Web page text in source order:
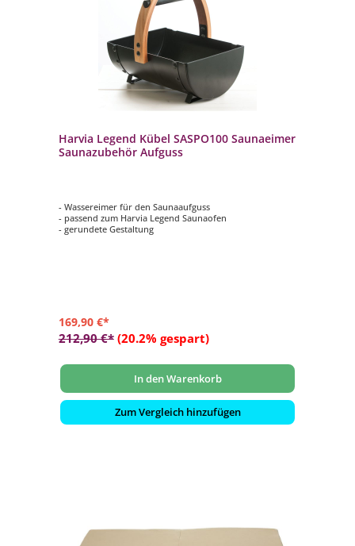
Harvia Legend Kübel SASPO100 Saunaeimer
Saunazubehör Aufguss
- Wassereimer für den Saunaaufguss
- passend zum Harvia Legend Saunaofen
- gerundete Gestaltung
169,90 €*
212,90 €* (20.2% gespart)
In den Warenkorb
Zum Vergleich hinzufügen